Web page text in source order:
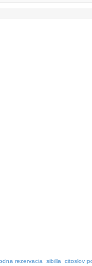
rezervacia sibilla citoslov